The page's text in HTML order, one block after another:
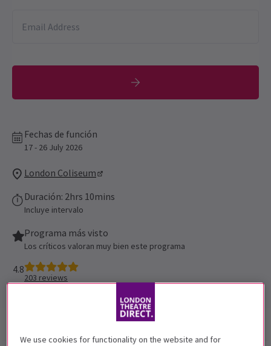
Fechas de función
17 - 26 July 2026
London Coliseum
Duración: 2hrs 10mins
Incluye intervalo
Programa más visto
Los críticos valoran muy bien este programa
4.8
203 reviews
Información del espectáculo
We use cookies for functionality on the website and for